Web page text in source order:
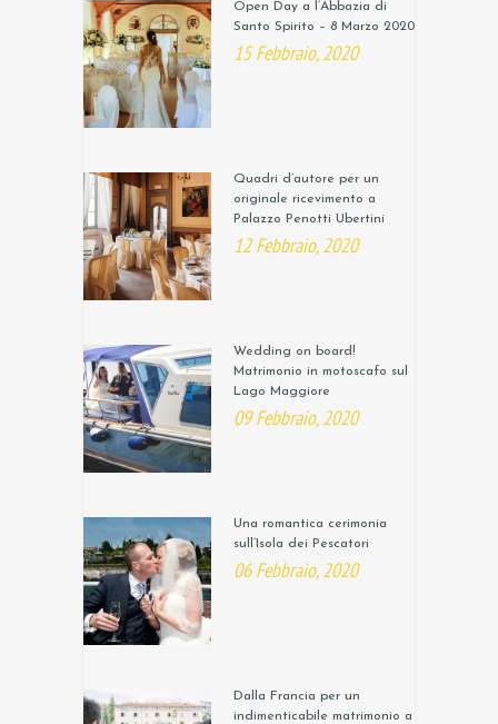
Open Day a l’Abbazia di
Santo Spirito – 8 Marzo 2020
15 Febbraio, 2020
Quadri d’autore per un
originale ricevimento a
Palazzo Penotti Ubertini
12 Febbraio, 2020
Wedding on board!
Matrimonio in motoscafo sul
Lago Maggiore
09 Febbraio, 2020
Una romantica cerimonia
sull’Isola dei Pescatori
06 Febbraio, 2020
Dalla Francia per un
indimenticabile matrimonio a